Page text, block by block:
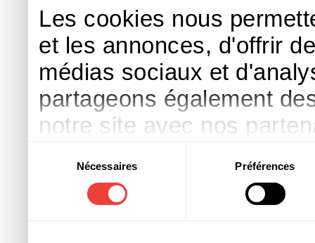
Les cookies nous
et les annonces, d'offrir
médias sociaux et
partageons également
notre site avec nos
d'autres informations
ont collectées lors de
consentement
Nécessaires Préférences